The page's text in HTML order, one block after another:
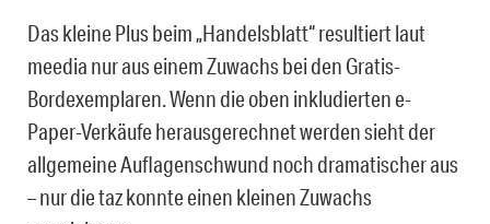
Das kleine Plus beim „Handelsblatt“ resultiert laut
meedia nur aus einem Zuwachs bei den Gratis-
Bordexemplaren. Wenn die oben inkludierten e-
Paper-Verkäufe herausgerechnet werden sieht der
allgemeine Auflagenschwund noch dramatischer aus
– nur die taz konnte einen kleinen Zuwachs